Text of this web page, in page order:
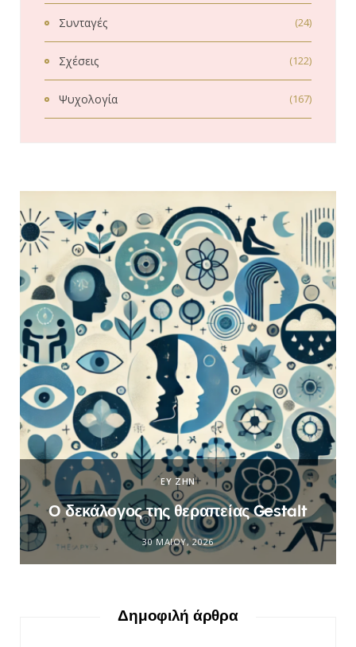
Συνταγές (24)
Σχέσεις (122)
Ψυχολογία (167)
ΕΥ ΖΗΝ
Ο δεκάλογος της θεραπείας Gestalt
30 ΜΑΪ́ΟΥ, 2026
Δημοφιλή άρθρα